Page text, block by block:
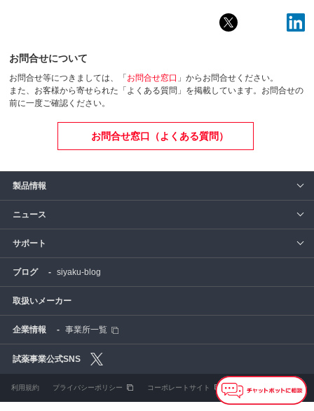
お問合せについて
お問合せ等につきましては、「 お問合せ窓口 」からお問合せください。
また、お客様から寄せられた「よくある質問」を掲載しています。お問合せの
前に一度ご確認ください。
お問合せ窓口（よくある質問）
製品情報
ニュース
サポート
siyaku-blog
取扱いメーカー
事業所一覧
利用規約 プライバシーポリシー コーポレートサイト Cookie設定